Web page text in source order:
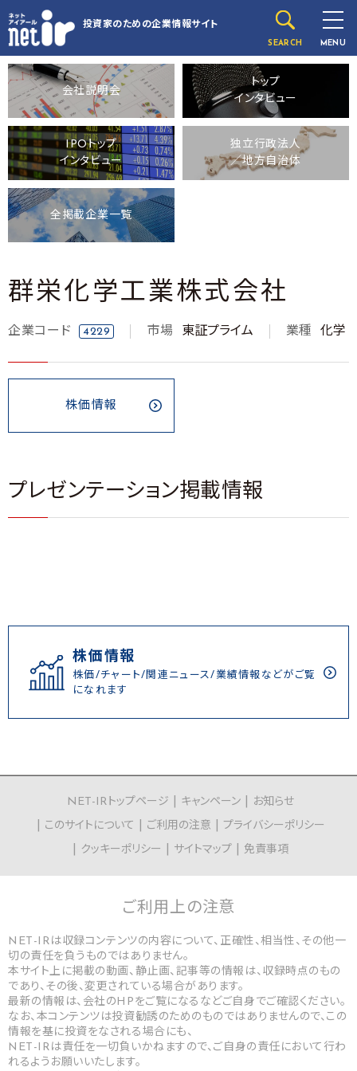
投資家のための企業情報サイト
SEARCH MENU
会社説明会
トップ
インタビュー
IPOトップ
インタビュー
独立行政法人
／地方自治体
全掲載企業一覧
群栄化学工業株式会社
企業コード 4229 市場 東証プライム 業種 化学
株価情報
プレゼンテーション掲載情報
株価情報
株価/チャート/関連ニュース/業績情報などがご覧
になれます
NET-IRトップページ キャンペーン
お知らせ
このサイトについて
ご利用の注意
プライバシーポリシー
クッキーポリシー
サイトマップ 免責事項
ご利用上の注意
NET-IRは収録コンテンツの内容について、正確性、相当性、その他一
切の責任を負うものではありません。
本サイト上に掲載の動画、静止画、記事等の情報は、収録時点のもの
であり、その後、変更されている場合があります。
最新の情報は、会社のHPをご覧になるなどご自身でご確認ください。
なお、本コンテンツは投資勧誘のためのものではありませんので、この
情報を基に投資をなされる場合にも、
NET-IRは責任を一切負いかねますので、ご自身の責任において行わ
れるようお願いいたします。